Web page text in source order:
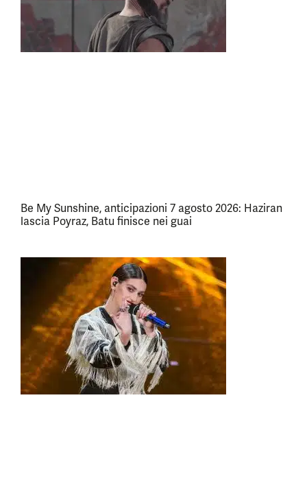
Be My Sunshine, anticipazioni 7 agosto 2026: Haziran
lascia Poyraz, Batu finisce nei guai